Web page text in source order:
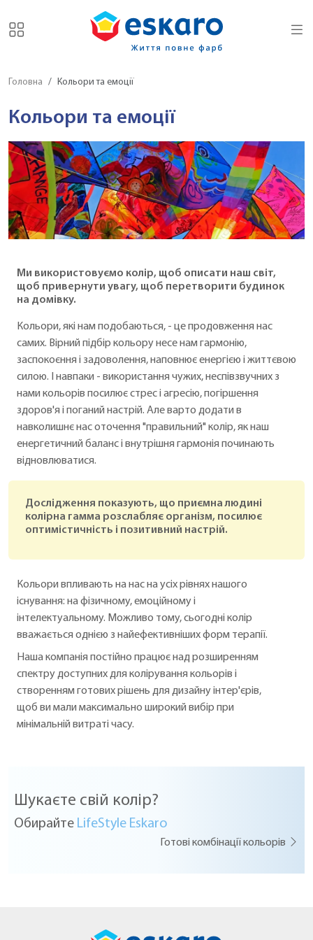
Головна Кольори та емоції
Кольори та емоції
Ми використовуємо колір, щоб описати наш світ,
щоб привернути увагу, щоб перетворити будинок
на домівку.
Кольори, які нам подобаються, - це продовження нас
самих. Вірний підбір кольору несе нам гармонію,
заспокоєння і задоволення, наповнює енергією і життєвою
силою. І навпаки - використання чужих, неспівзвучних з
нами кольорів посилює стрес і агресію, погіршення
здоров'я і поганий настрій. Але варто додати в
навколишнє нас оточення "правильний" колір, як наш
енергетичний баланс і внутрішня гармонія починають
відновлюватися.
Дослідження показують, що приємна людині
колірна гамма розслабляє організм, посилює
оптимістичність і позитивний настрій.
Кольори впливають на нас на усіх рівнях нашого
існування: на фізичному, емоційному і
інтелектуальному. Можливо тому, сьогодні колір
вважається однією з найефективніших форм терапії.
Наша компанія постійно працює над розширенням
спектру доступних для колірування кольорів і
створенням готових рішень для дизайну інтер'єрів,
щоб ви мали максимально широкий вибір при
мінімальній витраті часу.
Шукаєте свій колір?
Обирайте LifeStyle Eskaro
Готові комбінації кольорів